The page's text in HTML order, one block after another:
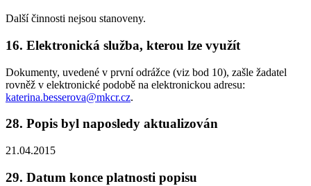
Další činnosti nejsou stanoveny.
16. Elektronická služba, kterou lze využít
Dokumenty, uvedené v první odrážce (viz bod 10), zašle žadatel
rovněž v elektronické podobě na elektronickou adresu:
katerina.besserova@mkcr.cz.
28. Popis byl naposledy aktualizován
21.04.2015
29. Datum konce platnosti popisu